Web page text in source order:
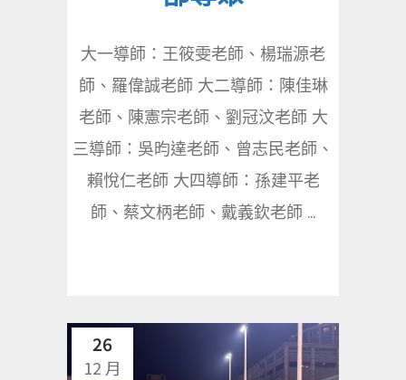
大一導師：王筱雯老師、楊瑞源老
師、羅偉誠老師 大二導師：陳佳琳
老師、陳憲宗老師、劉冠汶老師 大
三導師：吳昀達老師、曾志民老師、
賴悅仁老師 大四導師：孫建平老
師、蔡文柄老師、戴義欽老師 ...
26
12 月